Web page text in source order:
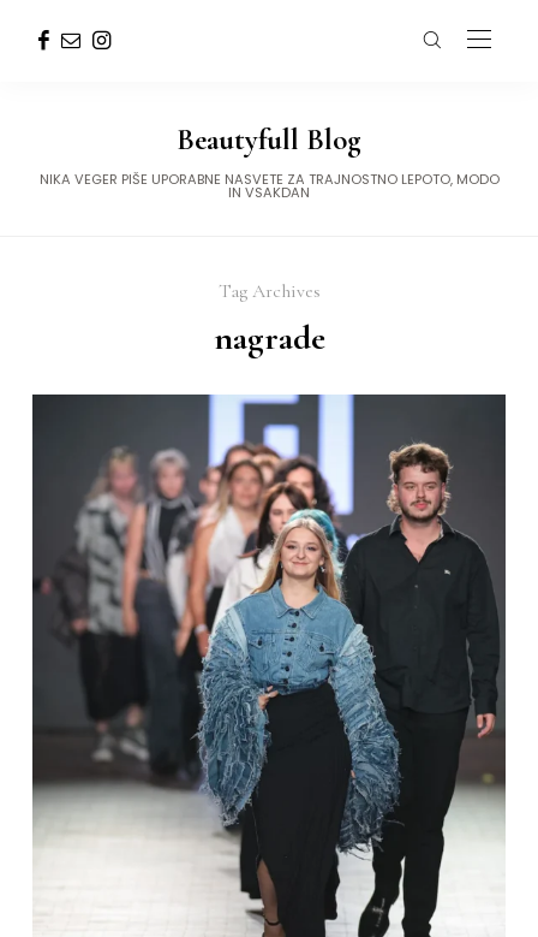
Beautyfull Blog
NIKA VEGER PIŠE UPORABNE NASVETE ZA TRAJNOSTNO LEPOTO, MODO
IN VSAKDAN
Tag Archives
nagrade